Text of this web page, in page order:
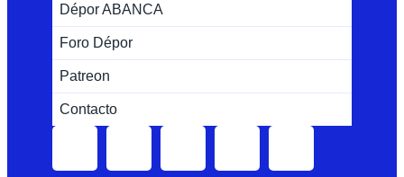
Dépor ABANCA
Foro Dépor
Patreon
Contacto